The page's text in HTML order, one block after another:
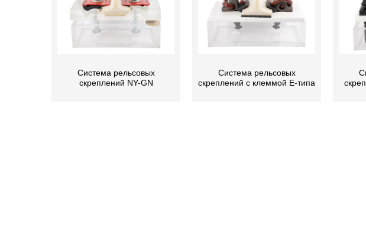
Система рельсовых
скреплений NY-GN
Система рельсовых
скреплений с клеммой Е-типа